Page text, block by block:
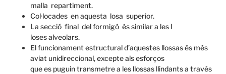
malla repartiment.
Col·locades en aquesta losa superior.
La secció final del formigó éssimilar a les l
losesalveolars.
El funcionament estructurald’aquestes llossasés més
aviat unidireccional, excepte alsesforços
quees puguintransmetre a les llossas llindantsa través